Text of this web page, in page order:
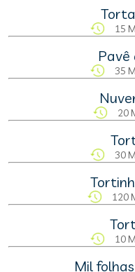
15
Pavê
35
20
30
120
10
Mil